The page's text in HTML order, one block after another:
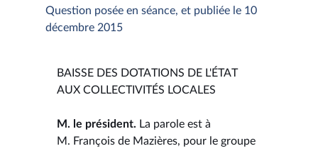
Question posée en séance, et publiée le 10
décembre 2015
BAISSE DES DOTATIONS DE L'ÉTAT
AUX COLLECTIVITÉS LOCALES
M. le président. La parole est à
M. François de Mazières, pour le groupe